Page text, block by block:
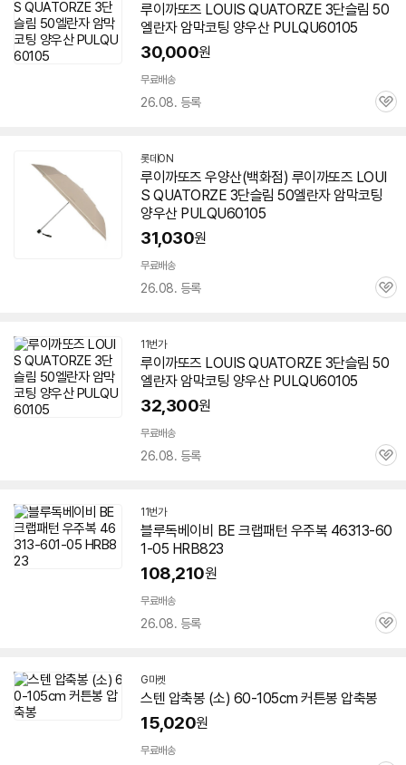
루이까또즈 LOUIS QUATORZE 3단슬림 50
엘란자 암막코팅 양우산 PULQU60105
30,000원
무료배송
26.08. 등록
관
롯데ON
루이까또즈 우양산(백화점) 루이까또즈 LOUI
S QUATORZE 3단슬림 50엘란자 암막코팅
양우산 PULQU60105
31,030원
무료배송
26.08. 등록
관
11번가
루이까또즈 LOUIS QUATORZE 3단슬림 50
엘란자 암막코팅 양우산 PULQU60105
32,300원
무료배송
26.08. 등록
관
11번가
블루독베이비 BE 크랩패턴 우주복 46313-60
1-05 HRB823
108,210원
무료배송
26.08. 등록
관
G마켓
스텐 압축봉 (소) 60-105cm 커튼봉 압축봉
15,020원
무료배송